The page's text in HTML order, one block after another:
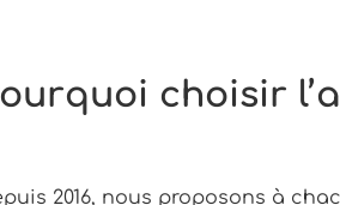
choisir
2016, nous proposons à